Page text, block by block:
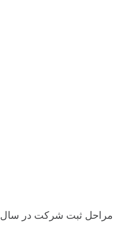
مراحل ثبت شرکت در سال 1405